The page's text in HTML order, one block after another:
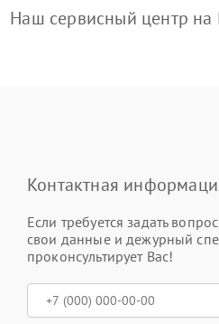
Наш сервисный центр
Контактная
Если требуется задать
свои данные и дежурный
проконсультирует Вас!